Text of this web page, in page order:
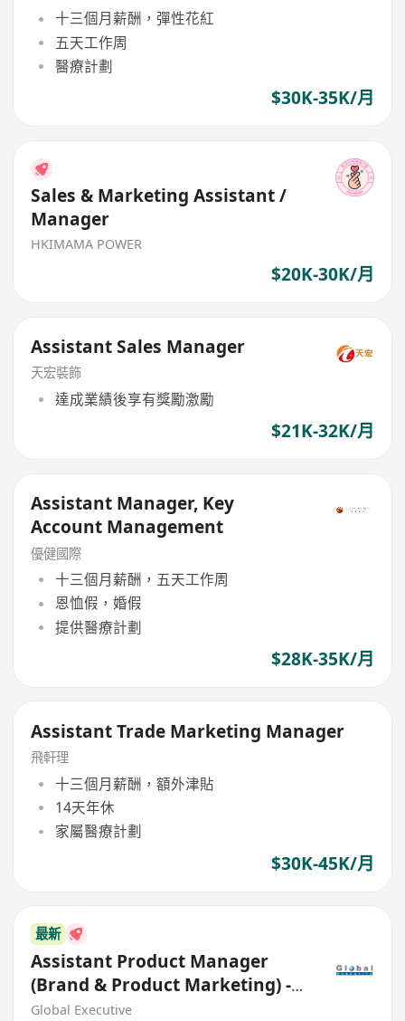
FMCG
十三個月薪酬，彈性花紅
五天工作周
醫療計劃
$30K-35K/月
Sales & Marketing Assistant /
Manager
HKIMAMA POWER
$20K-30K/月
Assistant Sales Manager
天宏裝飾
達成業績後享有獎勵激勵
$21K-32K/月
Assistant Manager, Key
Account Management
優健國際
十三個月薪酬，五天工作周
恩恤假，婚假
提供醫療計劃
$28K-35K/月
Assistant Trade Marketing Manager
飛軒理
十三個月薪酬，額外津貼
14天年休
家屬醫療計劃
$30K-45K/月
最新
Assistant Product Manager
(Brand & Product Marketing) -
MNC
Global Executive